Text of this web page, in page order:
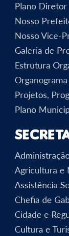
Plano Diretor
Nosso
Nosso Vice-
Galeria de
Estrutura
Organograma
Projetos,
Plano
Agricultura e
Assistência
Chefia de
Cidade e
Cultura e